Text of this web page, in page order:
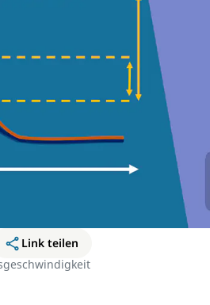
Link teilen